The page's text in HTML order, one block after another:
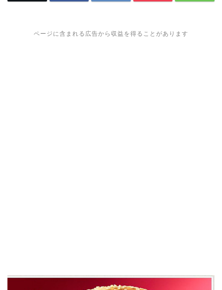
ページに含まれる広告から収益を得ることがあります